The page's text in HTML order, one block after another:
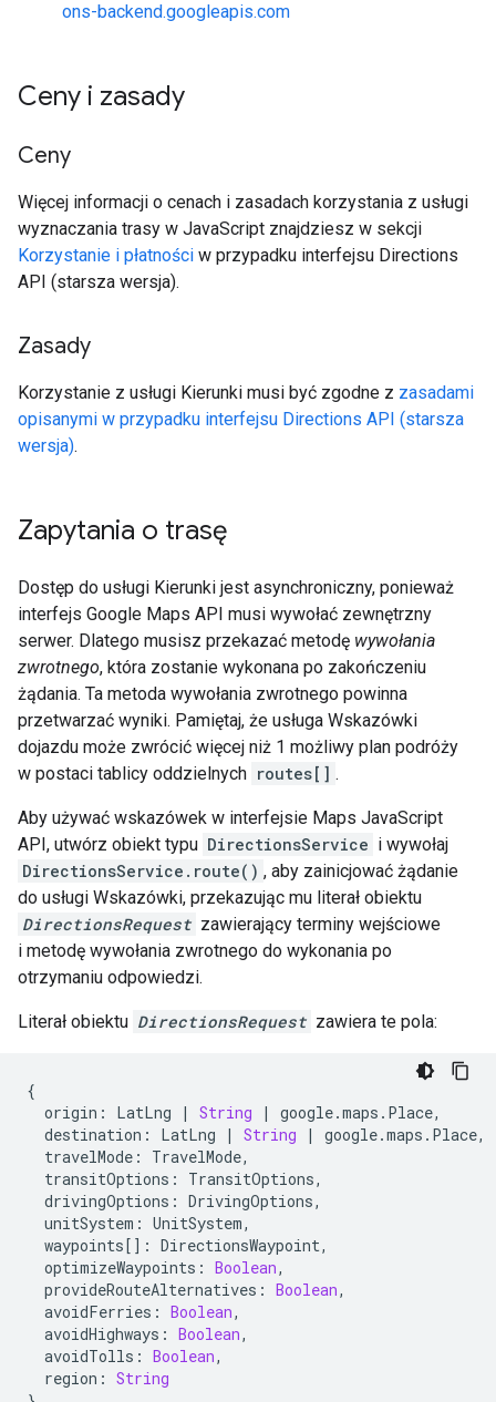
ons-backend.googleapis.com
Ceny i zasady
Ceny
Więcej informacji o cenach i zasadach korzystania z usługi
wyznaczania trasy w JavaScript znajdziesz w sekcji
Korzystanie i płatności w przypadku interfejsu Directions
API (starsza wersja).
Zasady
Korzystanie z usługi Kierunki musi być zgodne z zasadami
opisanymi w przypadku interfejsu Directions API (starsza
wersja).
Zapytania o trasę
Dostęp do usługi Kierunki jest asynchroniczny, ponieważ
interfejs Google Maps API musi wywołać zewnętrzny
serwer. Dlatego musisz przekazać metodę wywołania
zwrotnego, która zostanie wykonana po zakończeniu
żądania. Ta metoda wywołania zwrotnego powinna
przetwarzać wyniki. Pamiętaj, że usługa Wskazówki
dojazdu może zwrócić więcej niż 1 możliwy plan podróży
w postaci tablicy oddzielnych routes[] .
Aby używać wskazówek w interfejsie Maps JavaScript
API, utwórz obiekt typu DirectionsService i wywołaj
DirectionsService.route() , aby zainicjować żądanie
do usługi Wskazówki, przekazując mu literał obiektu
DirectionsRequest zawierający terminy wejściowe
i metodę wywołania zwrotnego do wykonania po
otrzymaniu odpowiedzi.
Literał obiektu DirectionsRequest zawiera te pola:
{
origin : LatLng | String | google.maps . Place,
destination : LatLng | String | google.maps . Place,
travelMode : TravelMode,
transitOptions : TransitOptions,
drivingOptions : DrivingOptions,
unitSystem : UnitSystem,
waypoints [] : DirectionsWaypoint,
optimizeWaypoints : Boolean,
provideRouteAlternatives : Boolean,
avoidFerries : Boolean,
avoidHighways : Boolean,
avoidTolls : Boolean,
region : String